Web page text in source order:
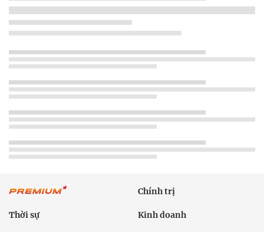
Chính trị
Thời sự Kinh doanh